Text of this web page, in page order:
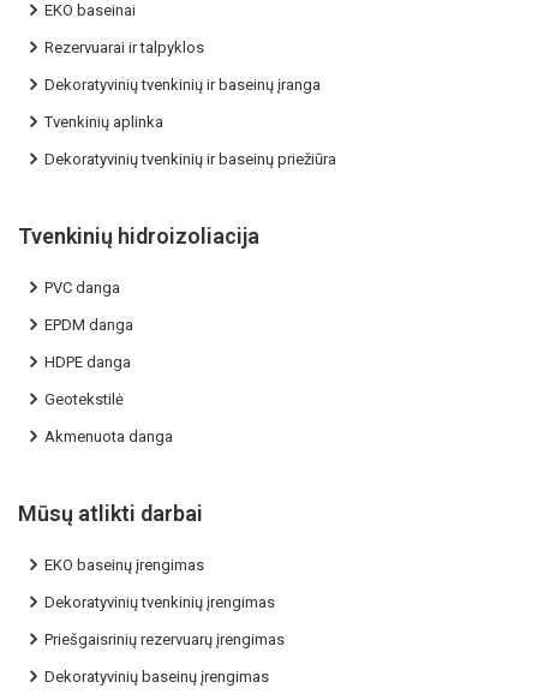
EKO baseinai
Rezervuarai ir talpyklos
Dekoratyvinių tvenkinių ir baseinų įranga
Tvenkinių aplinka
Dekoratyvinių tvenkinių ir baseinų priežiūra
Tvenkinių hidroizoliacija
PVC danga
EPDM danga
HDPE danga
Geotekstilė
Akmenuota danga
Mūsų atlikti darbai
EKO baseinų įrengimas
Dekoratyvinių tvenkinių įrengimas
Priešgaisrinių rezervuarų įrengimas
Dekoratyvinių baseinų įrengimas